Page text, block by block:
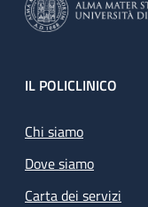
Footer
IL POLICLINICO
Chi siamo
Dove siamo
Carta dei servizi